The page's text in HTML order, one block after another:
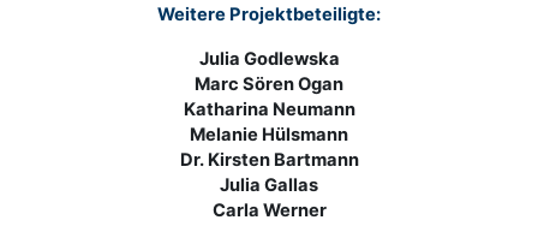
Weitere Projektbeteiligte:
Julia Godlewska
Marc Sören Ogan
Katharina Neumann
Melanie Hülsmann
Dr. Kirsten Bartmann
Julia Gallas
Carla Werner